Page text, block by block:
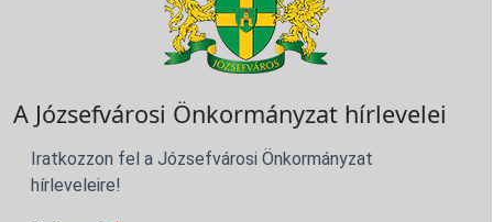
A Józsefvárosi Önkormányzat hírlevelei
Iratkozzon fel a Józsefvárosi Önkormányzat
hírleveleire!